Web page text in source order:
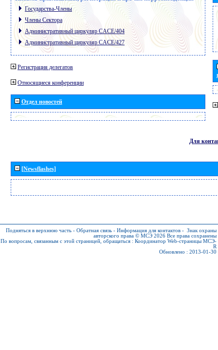
Государства-Члены
Члены Сектора
Административный циркуляр CACE/404
Административный циркуляр CACE/427
Регистрация делегатов
Относящиеся конференции
Отдел новостей
Для
[Newsflashes]
Подняться в верхнюю часть - Обратная связь - Информация для контактов - Знак охраны
авторского права © МСЭ 2026 Все права сохранены
По вопросам, связанным с этой страницей, обращаться : Координатор Web-страницы МСЭ-
R
Обновлено : 2013-01-30